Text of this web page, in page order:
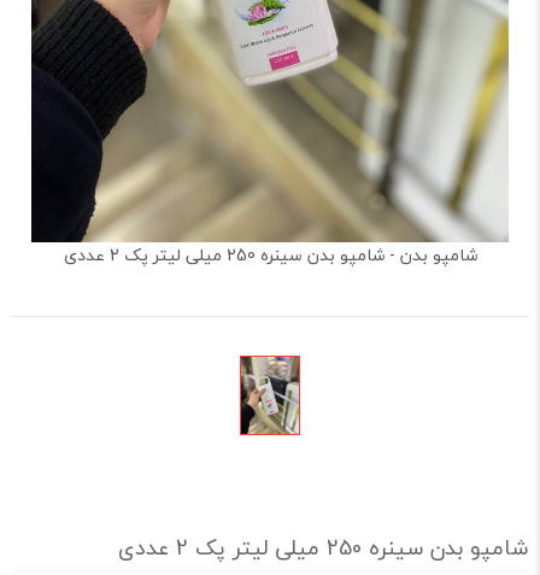
شامپو بدن - شامپو بدن سینره 250 میلی لیتر پک 2 عددی
شامپو بدن سینره 250 میلی لیتر پک 2 عددی